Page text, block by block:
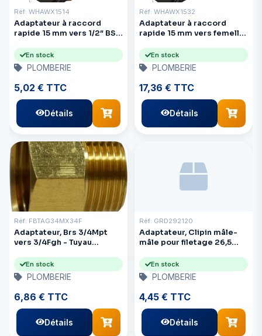
Réf: WHAWX1514
Adaptateur à raccord
rapide 15 mm vers 1/2″ BSP
En stock
PLOMBERIE
5,02 € TTC
Détails
Réf: WHAWX1532
Adaptateur à raccord
rapide 15 mm vers femelle
En stock
PLOMBERIE
17,36 € TTC
Détails
Réf: FBTAG34MX34F
Adaptateur, Brs 3/4Mpt
vers 3/4Fgh - Tuyau
En stock
PLOMBERIE
6,86 € TTC
Détails
Réf: GRD292120
Adaptateur, Clipin mâle-
mâle pour filetage 26,5
En stock
PLOMBERIE
4,45 € TTC
Détails